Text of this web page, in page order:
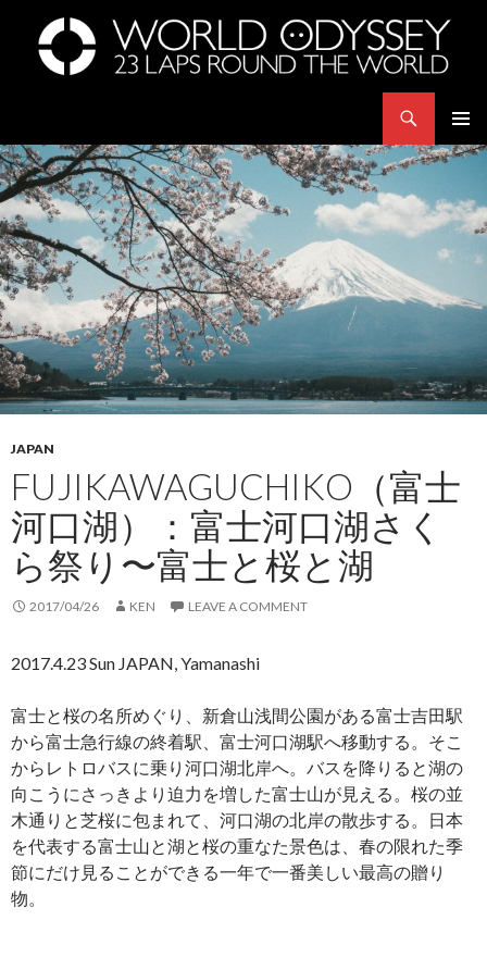
世界23周の旅｜WORLD ODYSSEY: 23 Laps Rond The World
MENU
TO
CONTENT
JAPAN
FUJIKAWAGUCHIKO（富士
河口湖）：富士河口湖さく
ら祭り〜富士と桜と湖
2017/04/26 KEN LEAVE A COMMENT
2017.4.23 Sun JAPAN, Yamanashi
富士と桜の名所めぐり、新倉山浅間公園がある富士吉田駅
から富士急行線の終着駅、富士河口湖駅へ移動する。そこ
からレトロバスに乗り河口湖北岸へ。バスを降りると湖の
向こうにさっきより迫力を増した富士山が見える。桜の並
木通りと芝桜に包まれて、河口湖の北岸の散歩する。日本
を代表する富士山と湖と桜の重なた景色は、春の限れた季
節にだけ見ることができる一年で一番美しい最高の贈り
物。